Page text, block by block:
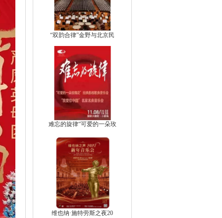
“双韵合律”金野与北京民
难忘的旋律“可爱的一朵玫
维也纳·施特劳斯之夜20